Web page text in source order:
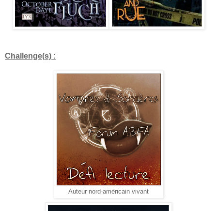
Challenge(s) :
Auteur nord-américain vivant